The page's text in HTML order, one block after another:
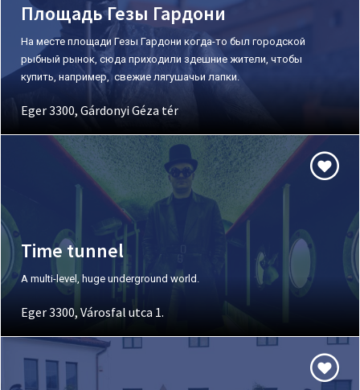
Площадь Гезы Гардони
На месте площади Гезы Гардони когда-то был городской
рыбный рынок, сюда приходили здешние жители, чтобы
купить, например, свежие лягушачьи лапки.
Eger 3300, Gárdonyi Géza tér
Time tunnel
A multi-level, huge underground world.
Eger 3300, Városfal utca 1.